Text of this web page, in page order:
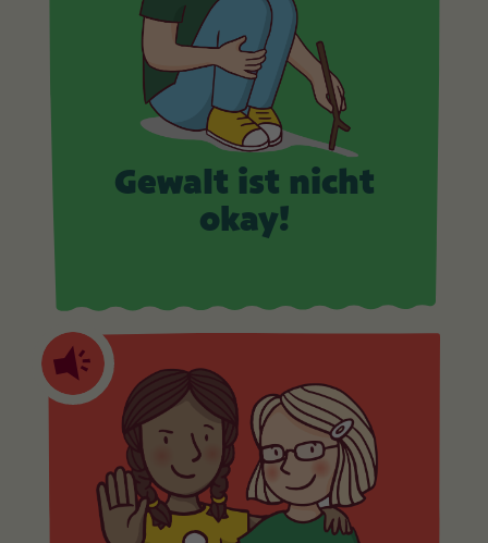
Gewalt ist nicht
okay!